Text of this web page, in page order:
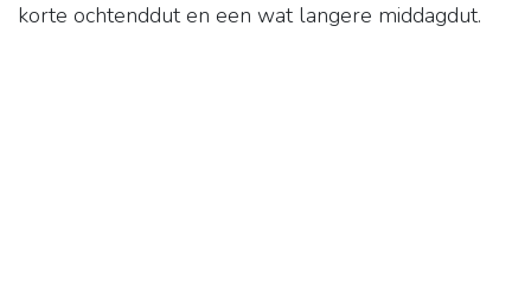
korte ochtenddut en een wat langere middagdut.